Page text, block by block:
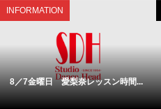
INFORMATION
8／7金曜日 愛梨奈レッスン時間...